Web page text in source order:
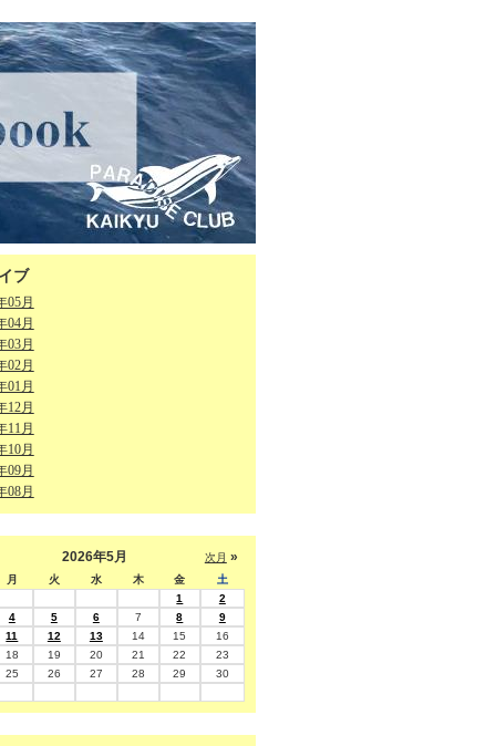
ブ
05月
04月
03月
02月
01月
12月
11月
10月
09月
08月
次月 »
2026年5月
月 火 水 木 金
土
1
2
4 5 6 7 8
9
11 12 13 14 15
16
18 19 20 21 22
23
25 26 27 28 29
30